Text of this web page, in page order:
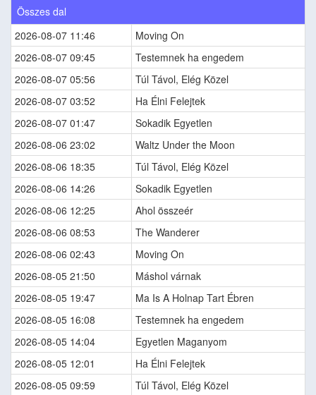
Összes dal
2026-08-07 11:46
Moving On
2026-08-07 09:45
Testemnek ha engedem
2026-08-07 05:56
Túl Távol, Elég Közel
2026-08-07 03:52
Ha Élni Felejtek
2026-08-07 01:47
Sokadik Egyetlen
2026-08-06 23:02
Waltz Under the Moon
2026-08-06 18:35
Túl Távol, Elég Közel
2026-08-06 14:26
Sokadik Egyetlen
2026-08-06 12:25
Ahol összeér
2026-08-06 08:53
The Wanderer
2026-08-06 02:43
Moving On
2026-08-05 21:50
Máshol várnak
2026-08-05 19:47
Ma Is A Holnap Tart Ébren
2026-08-05 16:08
Testemnek ha engedem
2026-08-05 14:04
Egyetlen Maganyom
2026-08-05 12:01
Ha Élni Felejtek
2026-08-05 09:59
Túl Távol, Elég Közel